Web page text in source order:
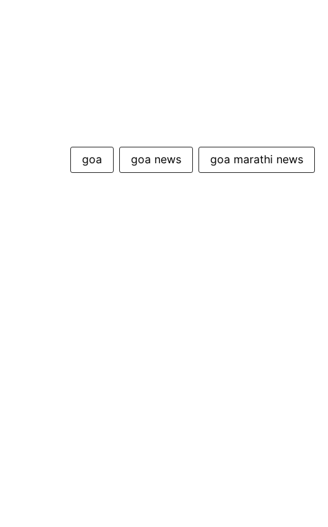
goa goa news goa marathi news